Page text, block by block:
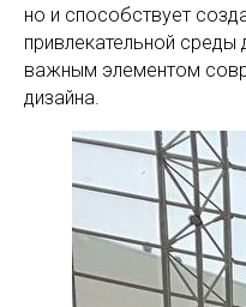
но и способствует
привлекательной среды
важным элементом
дизайна.